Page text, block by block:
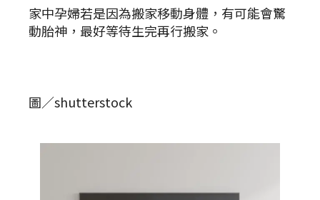
家中孕婦若是因為搬家移動身體，有可能會驚
動胎神，最好等待生完再行搬家。
圖／shutterstock